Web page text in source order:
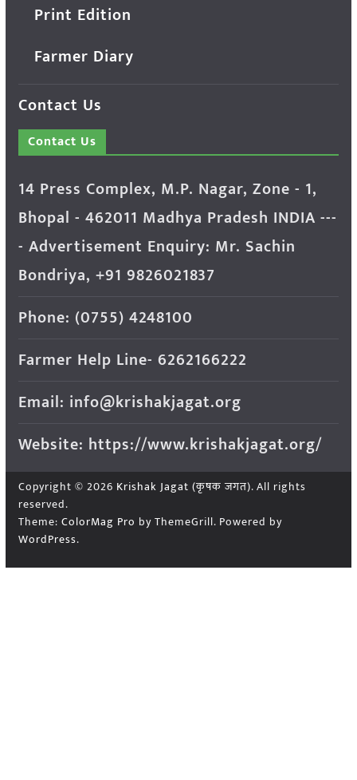
Print Edition
Farmer Diary
Contact Us
Contact Us
14 Press Complex, M.P. Nagar, Zone - 1,
Bhopal - 462011 Madhya Pradesh INDIA ---
- Advertisement Enquiry: Mr. Sachin
Bondriya, +91 9826021837
Phone: (0755) 4248100
Farmer Help Line- 6262166222
Email: info@krishakjagat.org
Website: https://www.krishakjagat.org/
Copyright © 2026 Krishak Jagat (कृषक जगत). All rights
reserved.
Theme: ColorMag Pro by ThemeGrill. Powered by
WordPress.